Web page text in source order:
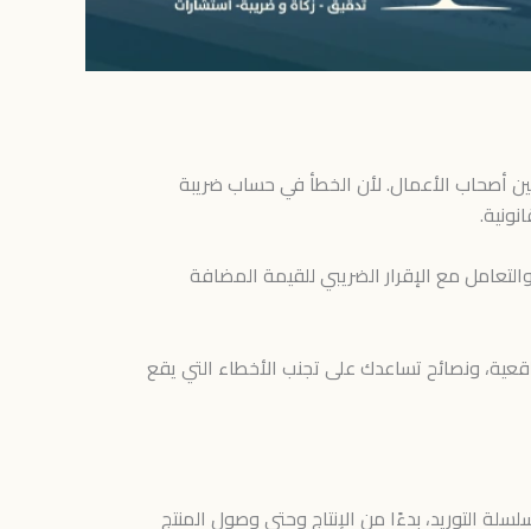
أصحاب الأعمال. لأن الخطأ في حساب ضريبة
مع الإقرار الضريبي للقيمة المضافة
ونصائح تساعدك على تجنب الأخطاء التي يقع
التوريد، بدءًا من الإنتاج وحتى وصول المنتج